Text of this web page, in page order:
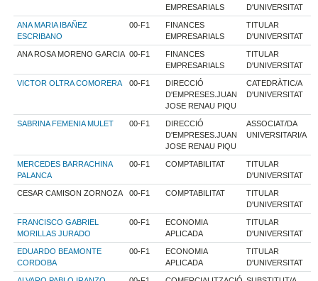
EMPRESARIALS
D'UNIVERSITAT
ANA MARIA IBAÑEZ
ESCRIBANO
00-F1
FINANCES
EMPRESARIALS
TITULAR
D'UNIVERSITAT
ANA ROSA MORENO GARCIA 00-F1
FINANCES
EMPRESARIALS
TITULAR
D'UNIVERSITAT
VICTOR OLTRA COMORERA 00-F1
DIRECCIÓ
D'EMPRESES.JUAN
JOSE RENAU PIQU
CATEDRÀTIC/A
D'UNIVERSITAT
SABRINA FEMENIA MULET 00-F1
DIRECCIÓ
D'EMPRESES.JUAN
JOSE RENAU PIQU
ASSOCIAT/DA
UNIVERSITARI/A
MERCEDES BARRACHINA
PALANCA
00-F1 COMPTABILITAT
TITULAR
D'UNIVERSITAT
CESAR CAMISON ZORNOZA 00-F1 COMPTABILITAT
TITULAR
D'UNIVERSITAT
FRANCISCO GABRIEL
MORILLAS JURADO
00-F1
ECONOMIA
APLICADA
TITULAR
D'UNIVERSITAT
EDUARDO BEAMONTE
CORDOBA
00-F1
ECONOMIA
APLICADA
TITULAR
D'UNIVERSITAT